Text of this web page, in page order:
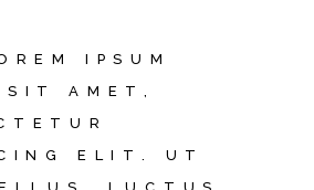
IPSUM
SIT AMET,
ELIT. UT